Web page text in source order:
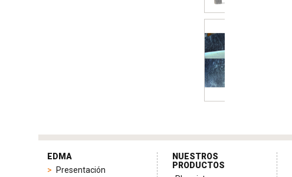
EDMA
Presentación
NUESTROS
PRODUCTOS